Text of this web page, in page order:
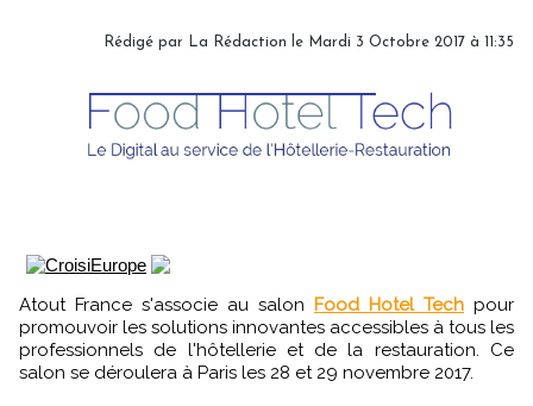
Rédigé par La Rédaction le Mardi 3 Octobre 2017 à 11:35
Atout France s'associe au salon Food Hotel Tech pour
promouvoir les solutions innovantes accessibles à tous les
professionnels de l'hôtellerie et de la restauration. Ce
salon se déroulera à Paris les 28 et 29 novembre 2017.